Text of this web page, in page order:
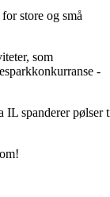
store og små
som
-
IL spanderer pølser